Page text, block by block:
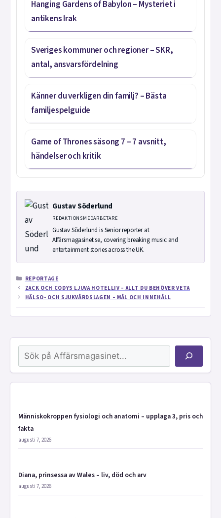
Hanging Gardens of Babylon – Mysteriet i
antikens Irak
Sveriges kommuner och regioner – SKR,
antal, ansvarsfördelning
Känner du verkligen din familj? – Bästa
familjespelguide
Game of Thrones säsong 7 – 7 avsnitt,
händelser och kritik
Gustav Söderlund
REDAKTIONSMEDARBETARE
Gustav Söderlund is Senior reporter at
Affärsmagasinet.se, covering breaking music and
entertainment stories across the UK.
KATEGORIER
REPORTAGE
ZACK OCH CODYS LJUVA HOTELLIV – ALLT DU BEHÖVER VETA
HÄLSO- OCH SJUKVÅRDSLAGEN – MÅL OCH INNEHÅLL
Sök
Människokroppen fysiologi och anatomi – upplaga 3, pris och
fakta
augusti 7, 2026
Diana, prinsessa av Wales – liv, död och arv
augusti 7, 2026